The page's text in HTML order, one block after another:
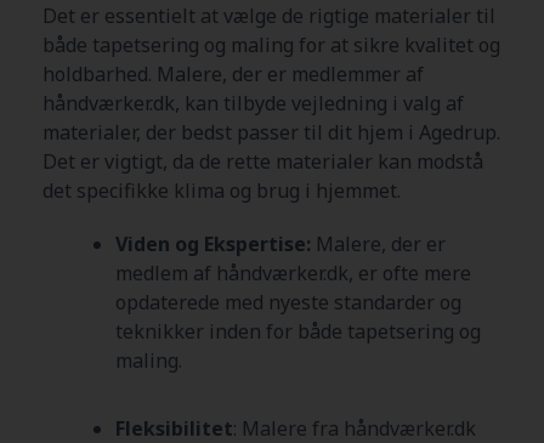
Det er essentielt at vælge de rigtige materialer til
både tapetsering og maling for at sikre kvalitet og
holdbarhed. Malere, der er medlemmer af
håndværker.dk, kan tilbyde vejledning i valg af
materialer, der bedst passer til dit hjem i Agedrup.
Det er vigtigt, da de rette materialer kan modstå
det specifikke klima og brug i hjemmet.
Viden og Ekspertise: Malere, der er
medlem af håndværker.dk, er ofte mere
opdaterede med nyeste standarder og
teknikker inden for både tapetsering og
maling.
Fleksibilitet: Malere fra håndværker.dk